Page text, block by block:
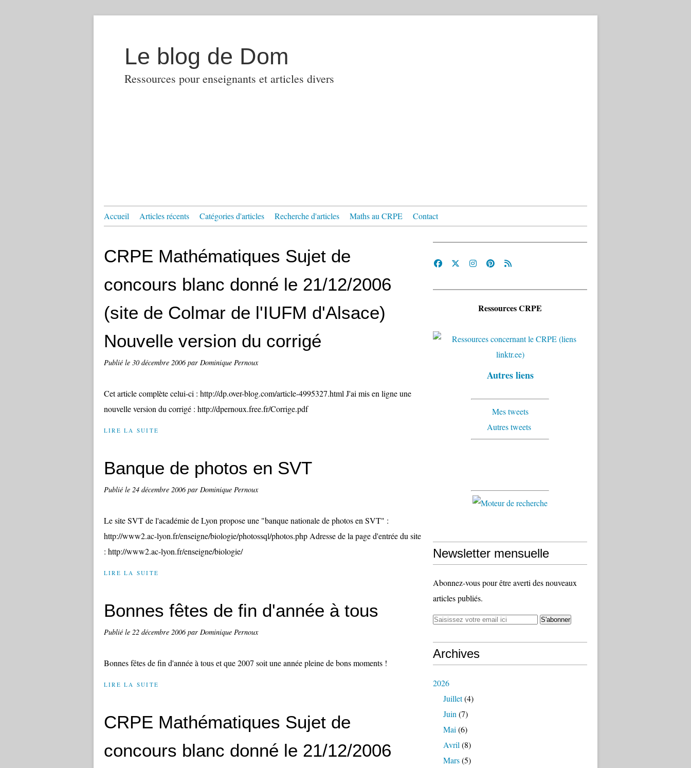
Le blog de Dom
Ressources pour enseignants et articles divers
Accueil Articles récents Catégories d'articles Recherche d'articles Maths au CRPE Contact
CRPE Mathématiques Sujet de
concours blanc donné le 21/12/2006
(site de Colmar de l'IUFM d'Alsace)
Nouvelle version du corrigé
Publié le 30 décembre 2006par Dominique Pernoux
Cet article complète celui-ci : http://dp.over-blog.com/article-4995327.html J'ai mis en ligne une
nouvelle version du corrigé : http://dpernoux.free.fr/Corrige.pdf
LIRE LA SUITE
Banque de photos en SVT
Publié le 24 décembre 2006par Dominique Pernoux
Le site SVT de l'académie de Lyon propose une "banque nationale de photos en SVT" :
http://www2.ac-lyon.fr/enseigne/biologie/photossql/photos.php Adresse de la page d'entrée du site
: http://www2.ac-lyon.fr/enseigne/biologie/
LIRE LA SUITE
Bonnes fêtes de fin d'année à tous
Publié le 22 décembre 2006par Dominique Pernoux
Bonnes fêtes de fin d'année à tous et que 2007 soit une année pleine de bons moments !
LIRE LA SUITE
CRPE Mathématiques Sujet de
concours blanc donné le 21/12/2006
Ressources CRPE
Autres liens
Mes tweets
Autres tweets
Newsletter mensuelle
Abonnez-vous pour être averti des nouveaux
articles publiés.
Archives
2026
Juillet(4)
Juin (7)
Mai (6)
Avril (8)
Mars(5)